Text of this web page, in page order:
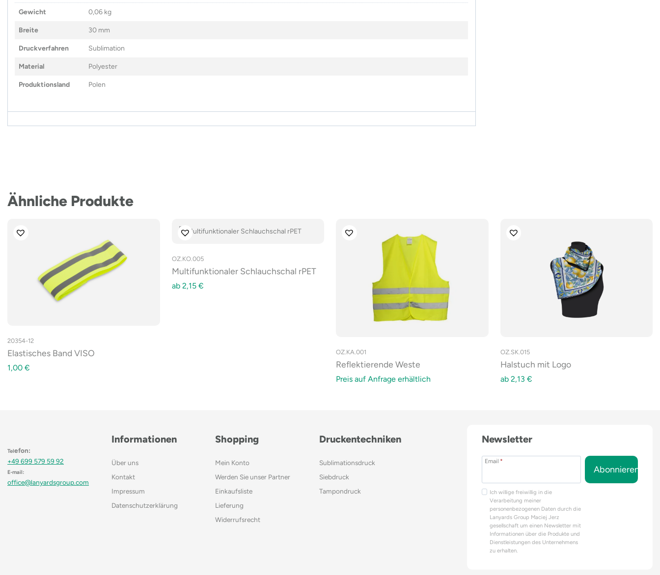
Gewicht 0,06 kg
Breite 30 mm
Druckverfahren Sublimation
Material Polyester
Produktionsland Polen
Ähnliche Produkte
20354-12
Elastisches Band VISO
1,00 €
OZ.KO.005
Multifunktionaler Schlauchschal rPET
ab 2,15 €
OZ.KA.001
Reflektierende Weste
Preis auf Anfrage erhältlich
OZ.SK.015
Halstuch mit Logo
ab 2,13 €
Telefon:
+49 699 579 59 92
E-mail:
office@lanyardsgroup.com
Informationen
Über uns
Kontakt
Impressum
Datenschutzerklärung
Shopping
Mein Konto
Werden Sie unser Partner
Einkaufsliste
Lieferung
Widerrufsrecht
Druckentechniken
Sublimationsdruck
Siebdruck
Tampondruck
Newsletter
Email *
Ich willige freiwillig in die
Verarbeitung meiner
personenbezogenen Daten durch die
Lanyards Group Maciej Jerz
gesellschaft um einen Newsletter mit
Informationen über die Produkte und
Dienstleistungen des Unternehmens
zu erhalten.
Abonnieren